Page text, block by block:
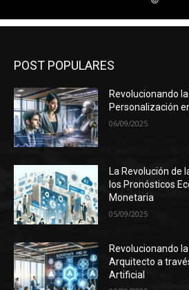
POST POPULARES
Revolucionando
Personalización
06/09/2025
La Revolución de
los Pronósticos
Monetaria
05/09/2025
Revolucionando
Arquitecto a
Artificial